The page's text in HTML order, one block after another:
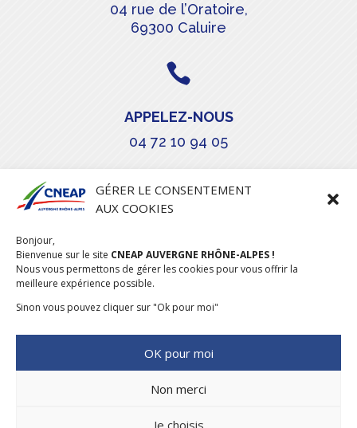
GÉRER LE CONSENTEMENT
AUX COOKIES
Bonjour,
Bienvenue sur le site CNEAP AUVERGNE RHÔNE-ALPES !
Nous vous permettons de gérer les cookies pour vous offrir la
meilleure expérience possible.
Sinon vous pouvez cliquer sur "Ok pour moi"
OK pour moi
Non merci
Je choisis
04 rue de l’Oratoire,
69300 Caluire

APPELEZ-NOUS
04 72 10 94 05

stephanie.maillot@cneap.fr